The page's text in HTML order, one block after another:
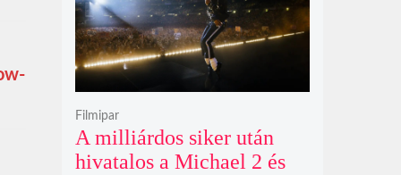
A milliárdos siker után
hivatalos a Michael 2 és
Filmipar